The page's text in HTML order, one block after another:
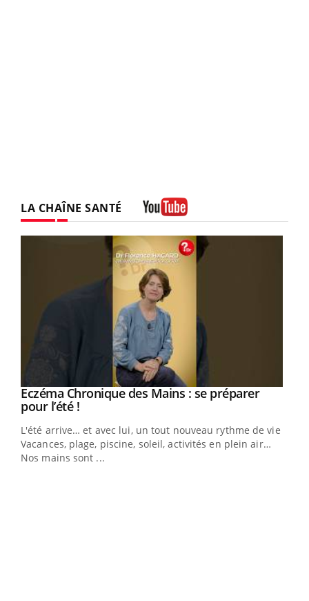
LA CHAÎNE SANTÉ
Youtube
Eczéma Chronique des Mains : se préparer
pour l’été !Youtube
L'été arrive… et avec lui, un tout nouveau rythme de vie !
Vacances, plage, piscine, soleil, activités en plein air…
Nos mains sont ...